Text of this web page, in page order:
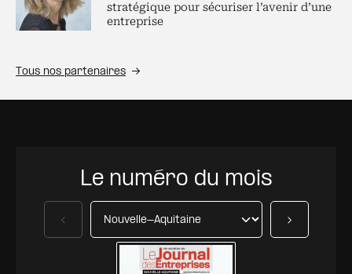
stratégique pour sécuriser l’avenir d’une
entreprise
Tous nos partenaires
Le numéro du mois
Précédent Suivant